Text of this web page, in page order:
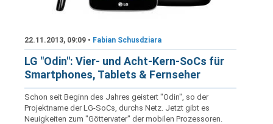
22.11.2013, 09:09 • Fabian Schusdziara
LG "Odin": Vier- und Acht-Kern-SoCs für
Smartphones, Tablets & Fernseher
Schon seit Beginn des Jahres geistert "Odin", so der
Projektname der LG-SoCs, durchs Netz. Jetzt gibt es
Neuigkeiten zum "Göttervater" der mobilen Prozessoren.